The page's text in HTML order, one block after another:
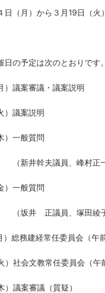
日（月）から３月19日（火
日の予定は次のとおりです
議案審議・議案説明
議案説明
一般質問
議員、峰村正一議員
一般質問
員、塚田綾子議員
務建経常任委員会（午前
会文教常任委員会（午前
案審議（質疑）